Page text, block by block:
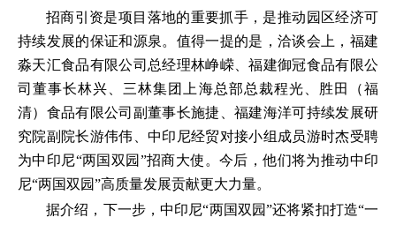
招商引资是项目落地的重要抓手，是推动园区经济可
持续发展的保证和源泉。值得一提的是，洽谈会上，福建
淼天汇食品有限公司总经理林峥嵘、福建御冠食品有限公
司董事长林兴、三林集团上海总部总裁程光、胜田（福
清）食品有限公司副董事长施捷、福建海洋可持续发展研
究院副院长游伟伟、中印尼经贸对接小组成员游时杰受聘
为中印尼“两国双园”招商大使。今后，他们将为推动中印
尼“两国双园”高质量发展贡献更大力量。
据介绍，下一步，中印尼“两国双园”还将紧扣打造“一